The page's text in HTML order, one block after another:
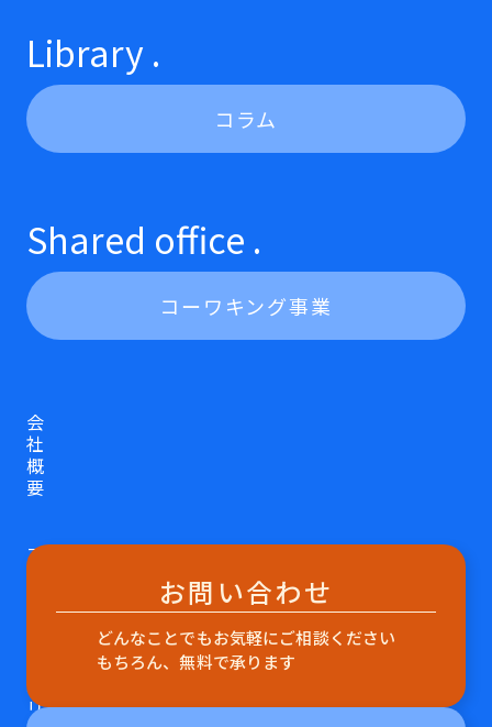
Library .
コラム
Shared office .
コーワキング事業
会
社
概
要
プ
ポ
リ
お問い合わせ
どんなことでもお気軽にご相談ください
もちろん、無料で承ります